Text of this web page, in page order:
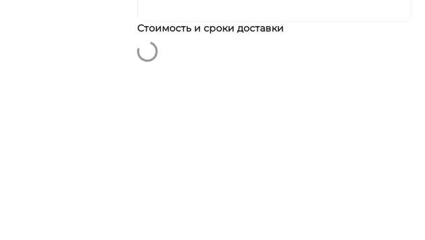
Стоимость и сроки доставки